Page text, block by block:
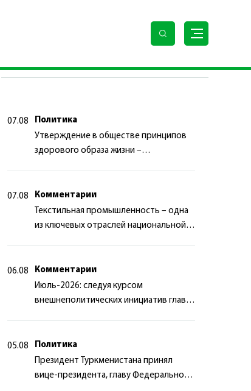
развития страны
07.08
Политика
Утверждение в обществе принципов
здорового образа жизни –
07.08
Комментарии
Текстильная промышленность – одна
из ключевых отраслей национальной
06.08
Комментарии
Июль-2026: следуя курсом
внешнеполитических инициатив главы
05.08
Политика
Президент Туркменистана принял
вице-президента, главу Федерального